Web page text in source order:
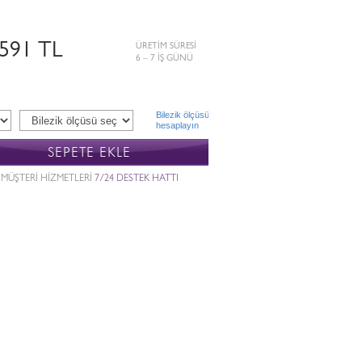
TL
ÜRETİM SÜRESİ
6 – 7 İŞ GÜNÜ
Bilezik ölçüsü
hesaplayın
SEPETE EKLE
MÜŞTERİ HİZMETLERİ 7/24 DESTEK HATTI